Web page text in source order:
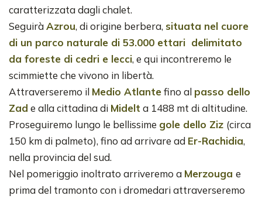
caratterizzata dagli chalet.
SeguiràAzrou, di origine berbera, situata nel cuore
di un parco naturale di 53.000 ettari delimitato
da foreste di cedri e lecci, e qui incontreremo le
scimmiette che vivono in libertà.
Attraverseremo il Medio Atlantefino al passo dello
Zad e alla cittadina di Midelt a 1488 mt di altitudine.
Proseguiremo lungo le bellissime gole dello Ziz (circa
150 km di palmeto), fino ad arrivare ad Er-Rachidia,
nella provincia del sud.
Nel pomeriggio inoltrato arriveremo a Merzouga e
prima del tramonto con i dromedari attraverseremo